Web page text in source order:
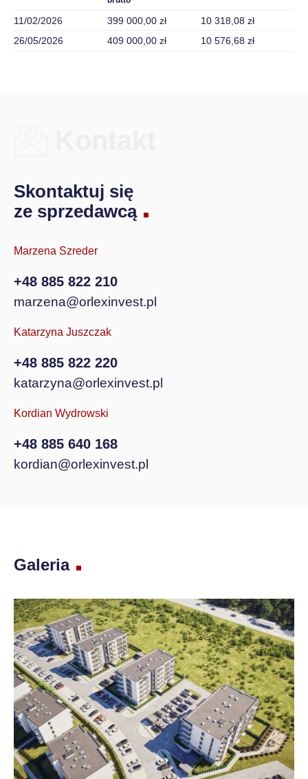
11/02/2026 399 000,00 zł
10 318,08 zł
26/05/2026
409 000,00 zł 10 576,68 zł
Skontaktuj się
ze sprzedawcą
Marzena Szreder
+48 885 822 210
marzena@orlexinvest.pl
Katarzyna Juszczak
+48 885 822 220
katarzyna@orlexinvest.pl
Kordian Wydrowski
+48 885 640 168
kordian@orlexinvest.pl
Galeria